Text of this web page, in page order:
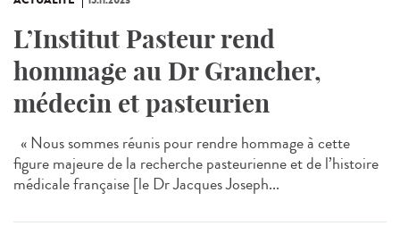
L’Institut Pasteur rend
hommage au Dr Grancher,
médecin et pasteurien
« Nous sommes réunis pour rendre hommage à cette
figure majeure de la recherche pasteurienne et de l’histoire
médicale française [le Dr Jacques Joseph...